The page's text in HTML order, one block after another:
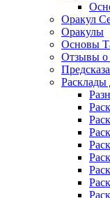
Оракул
Оракулы
Основы
Отзывы о
Расклады